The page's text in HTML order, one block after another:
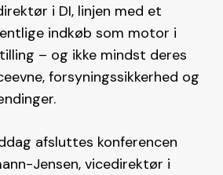
i DI, linjen med et
indkøb som motor i
– og ikke mindst deres
forsyningssikkerhed og
afsluttes konferencen
Jensen, vicedirektør i